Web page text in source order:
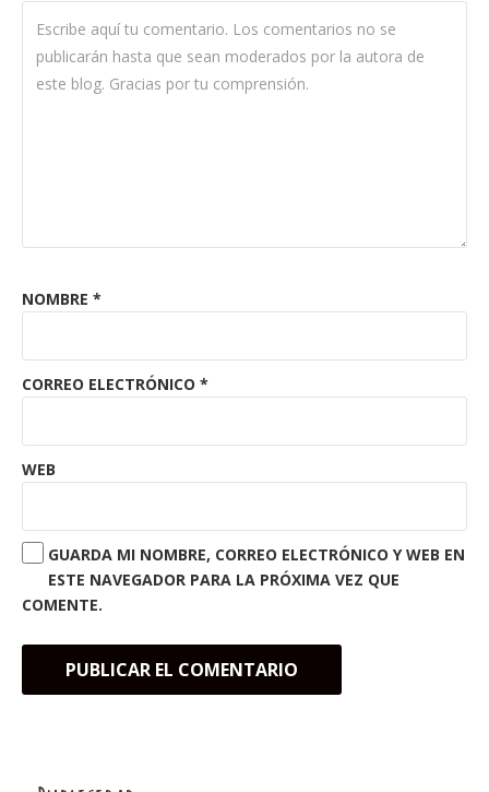
NOMBRE *
CORREO ELECTRÓNICO *
WEB
GUARDA MI NOMBRE, CORREO ELECTRÓNICO Y WEB EN
ESTE NAVEGADOR PARA LA PRÓXIMA VEZ QUE
COMENTE.